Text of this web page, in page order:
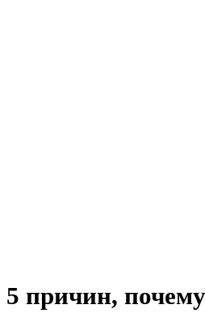
5 причин,